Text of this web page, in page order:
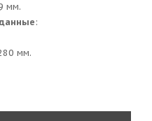
мм.
:
мм.